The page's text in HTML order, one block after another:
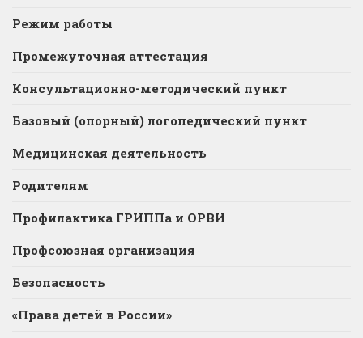
Режим работы
Промежуточная аттестация
Консультационно-методический пункт
Базовый (опорный) логопедический пункт
Медицинская деятельность
Родителям
Профилактика ГРИППа и ОРВИ
Профсоюзная организация
Безопасность
«Права детей в России»